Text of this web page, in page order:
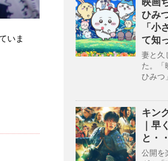
いま
映画
ひみ
「小
て知
妻と久
た。「
ひみつ
キン
｜早
と・
公開を